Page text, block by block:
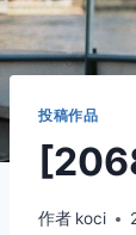
投稿作品
作者 koci